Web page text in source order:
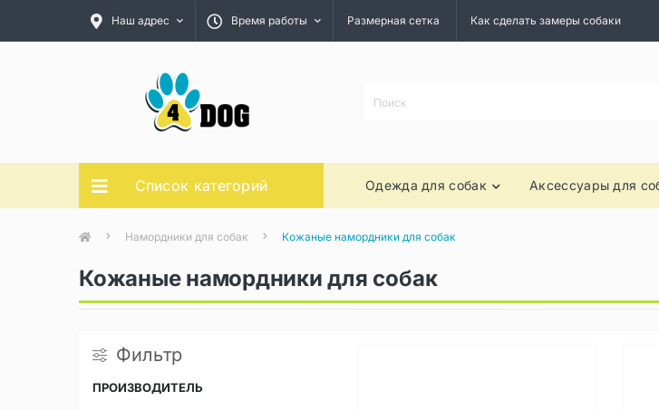
Наш адрес Время работы Размерная сетка Как сделать замеры собаки
Список категорий Одежда для собак Аксессуары для
Намордники для собак Кожаные намордники для собак
Кожаные намордники для собак
Фильтр
ПРОИЗВОДИТЕЛЬ